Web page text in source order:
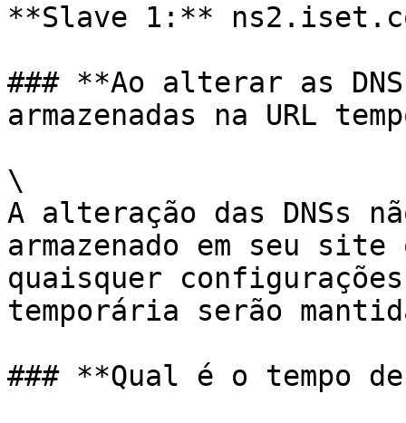
**Slave 1:**
### **Ao alterar as
armazenadas na URL
\
A alteração das DNSs
armazenado em seu
quaisquer
temporária serão
### **Qual é o tempo